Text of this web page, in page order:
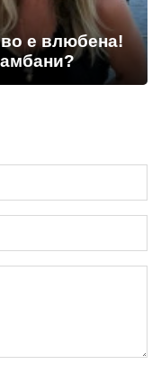
е влюбена!